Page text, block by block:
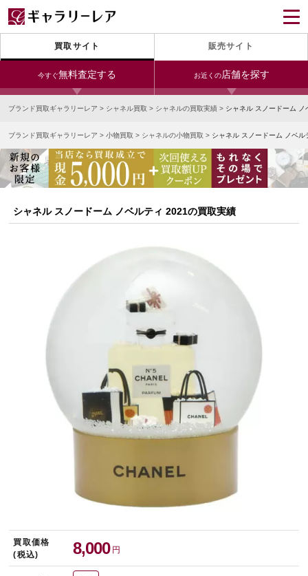
買取サイト 販売サイト
今すぐ無料査定する お近くの店舗を探す
24時間受付（対応時間10:00～19:00）
宅配買取を申し込む
無料の宅配キットをお届けします
今すぐ電話査定
受付時間 10:00～19:00
銀座本店 青山表参道店 新宿東口店
小田急新宿店 LAB東京 名古屋大須店
なんば店 神戸元町(三宮)店 LAB大阪
中野ブロードウェイ
宅配買取を申し込む
ブランド買取ギャラリーレア > シャネル買取 > シャネルの買取実績 > シャネル スノードーム
ブランド買取ギャラリーレア > 小物買取 > シャネルの小物買取 > シャネル スノードーム ノベ
シャネル スノードーム ノベルティ 2021の買取実績
買取価格
(税込)
8,000 円